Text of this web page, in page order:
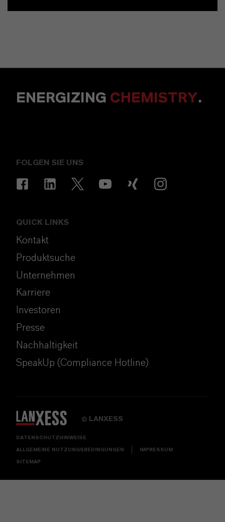
ENERGIZING CHEMISTRY.
FOLGEN SIE UNS
QUICK LINKS
Kontakt
Produktsuche
Unternehmen
Karriere
Investoren
Presse
Nachhaltigkeit
SpeakUp (Compliance Hotline)
© LANXESS
DATENSCHUTZHINWEISE
ALLGEMEINE NUTZUNGSBEDINGUNGEN IMPRESSUM
SITEMAP